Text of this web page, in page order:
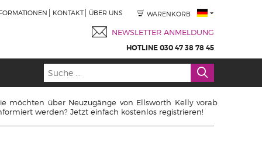
KONTAKT ÜBER UNS WARENKORB
NEWSLETTER ANMELDUNG
HOTLINE 030 47 38 78 45
möchten über Neuzugänge von Ellsworth Kelly vorab
werden? Jetzt einfach kostenlos registrieren!